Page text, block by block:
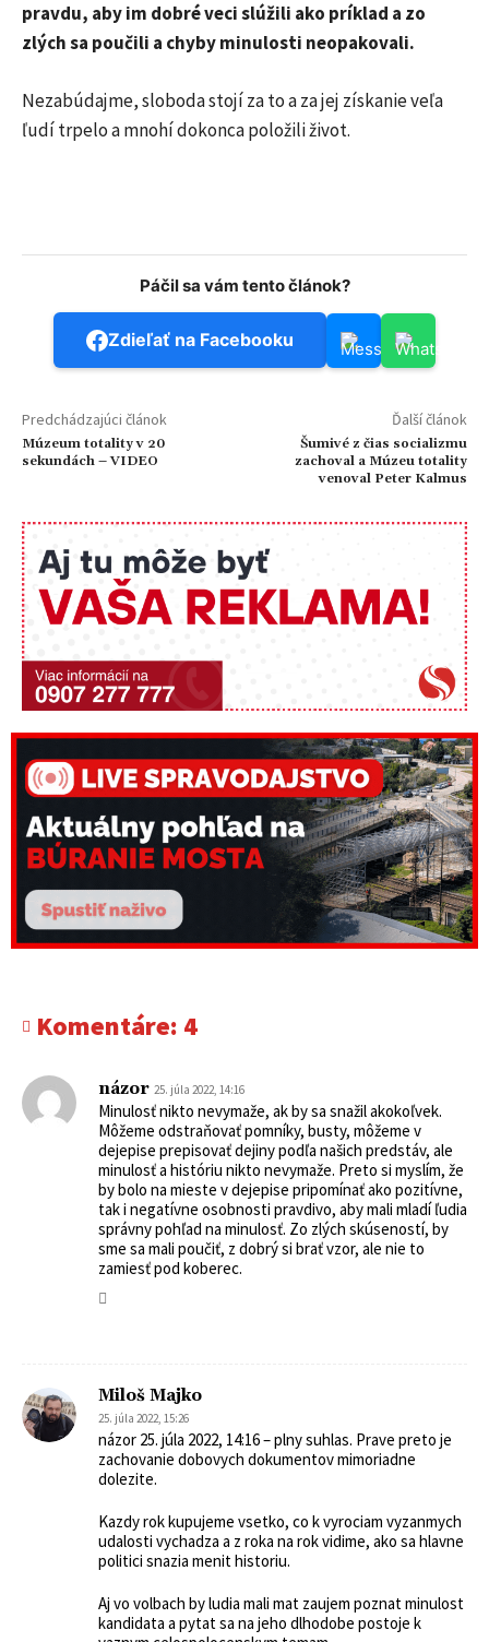
pravdu, aby im dobré veci slúžili ako príklad a zo
zlých sa poučili a chyby minulosti neopakovali.
Nezabúdajme, sloboda stojí za to a za jej získanie veľa
ľudí trpelo a mnohí dokonca položili život.
Páčil sa vám tento článok?
Zdieľať na Facebooku
Predchádzajúci článok
Múzeum totality v 20
sekundách – VIDEO
Ďalší článok
Šumivé z čias socializmu
zachoval a Múzeu totality
venoval Peter Kalmus
Komentáre: 4
názor 25. júla 2022, 14:16
Minulosť nikto nevymaže, ak by sa snažil akokoľvek.
Môžeme odstraňovať pomníky, busty, môžeme v
dejepise prepisovať dejiny podľa našich predstáv, ale
minulosť a históriu nikto nevymaže. Preto si myslím, že
by bolo na mieste v dejepise pripomínať ako pozitívne,
tak i negatívne osobnosti pravdivo, aby mali mladí ľudia
správny pohľad na minulosť. Zo zlých skúseností, by
sme sa mali poučiť, z dobrý si brať vzor, ale nie to
zamiesť pod koberec.
Miloš Majko
25. júla 2022, 15:26
názor 25. júla 2022, 14:16 – plny suhlas. Prave preto je
zachovanie dobovych dokumentov mimoriadne
dolezite.
Kazdy rok kupujeme vsetko, co k vyrociam vyzanmych
udalosti vychadza a z roka na rok vidime, ako sa hlavne
politici snazia menit historiu.
Aj vo volbach by ludia mali mat zaujem poznat minulost
kandidata a pytat sa na jeho dlhodobe postoje k